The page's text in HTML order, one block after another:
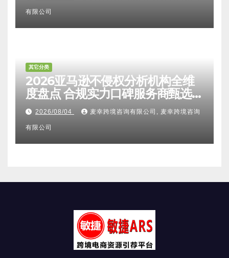
有限公司
其它分类
2026亚马逊不侵权分析机构全维
度盘点 合规实力口碑服务商甄选
附跨境卖家避坑FAQ全指南
2026/08/04 麦幸跨境咨询有限公司, 麦幸跨境咨询
有限公司